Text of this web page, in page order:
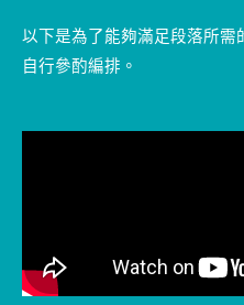
以下是為了能夠滿足段落所需
自行參酌編排。